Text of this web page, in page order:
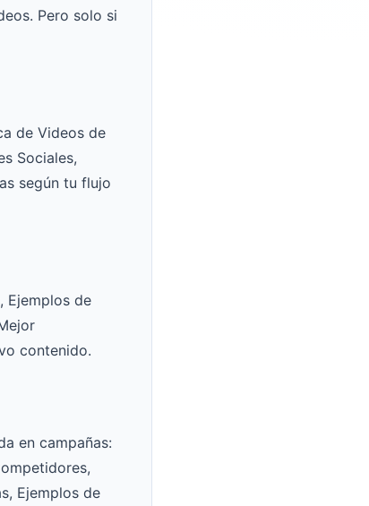
Pero solo si
de Videos de
Sociales,
según tu flujo
Ejemplos de
contenido.
en campañas:
Ejemplos de